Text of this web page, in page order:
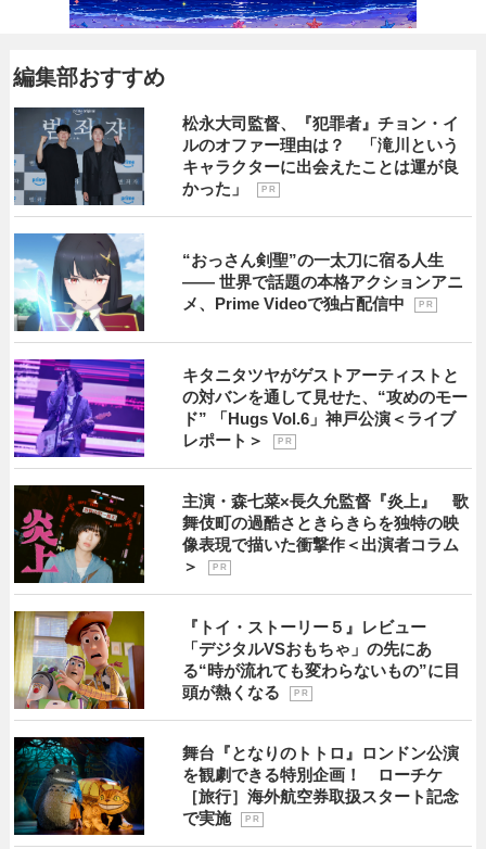
編集部おすすめ
松永大司監督、『犯罪者』チョン・イ
ルのオファー理由は？ 「滝川という
キャラクターに出会えたことは運が良
かった」
P R
“おっさん剣聖”の一太刀に宿る人生
―― 世界で話題の本格アクションアニ
メ、Prime Videoで独占配信中
P R
キタニタツヤがゲストアーティストと
の対バンを通して見せた、“攻めのモー
ド” 「Hugs Vol.6」神戸公演＜ライブ
レポート＞
P R
主演・森七菜×長久允監督『炎上』 歌
舞伎町の過酷さときらきらを独特の映
像表現で描いた衝撃作＜出演者コラム
＞
P R
『トイ・ストーリー５』レビュー
「デジタルVSおもちゃ」の先にあ
る“時が流れても変わらないもの”に目
頭が熱くなる
P R
舞台『となりのトトロ』ロンドン公演
を観劇できる特別企画！ ローチケ
［旅行］海外航空券取扱スタート記念
で実施
P R